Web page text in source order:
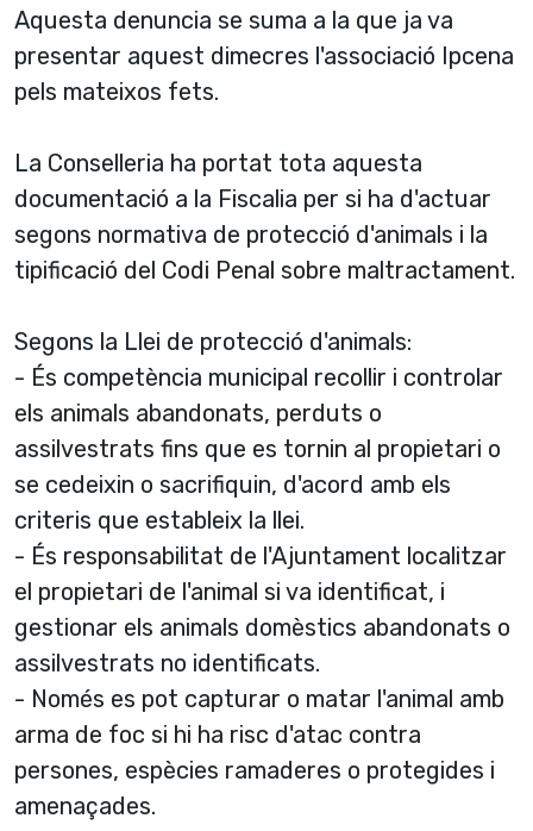
Aquesta denuncia se suma a la que ja va
presentar aquest dimecres l'associació Ipcena
pels mateixos fets.
La Conselleria ha portat tota aquesta
documentació a la Fiscalia per si ha d'actuar
segons normativa de protecció d'animals i la
tipificació del Codi Penal sobre maltractament.
Segons la Llei de protecció d'animals:
- És competència municipal recollir i controlar
els animals abandonats, perduts o
assilvestrats fins que es tornin al propietari o
se cedeixin o sacrifiquin, d'acord amb els
criteris que estableix la llei.
- És responsabilitat de l'Ajuntament localitzar
el propietari de l'animal si va identificat, i
gestionar els animals domèstics abandonats o
assilvestrats no identificats.
- Només es pot capturar o matar l'animal amb
arma de foc si hi ha risc d'atac contra
persones, espècies ramaderes o protegides i
amenaçades.